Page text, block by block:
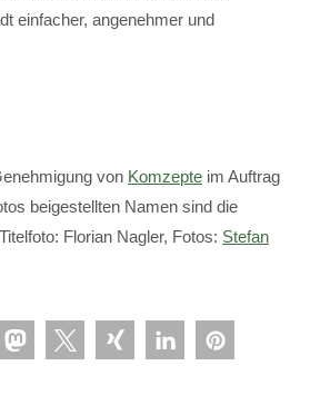
einfacher, angenehmer und
von Komzepte im Auftrag
beigestellten Namen sind die
Florian Nagler, Fotos: Stefan